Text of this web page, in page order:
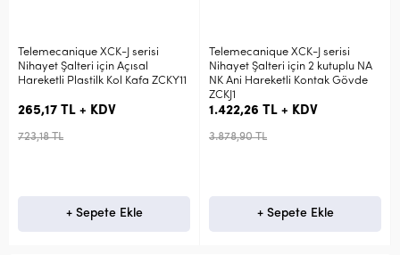
Telemecanique XCK-J serisi
Nihayet Şalteri için Açısal
Hareketli Plastilk Kol Kafa ZCKY11
265,17 TL + KDV
723,18 TL
+ Sepete Ekle
Telemecanique XCK-J serisi
Nihayet Şalteri için 2 kutuplu NA
NK Ani Hareketli Kontak Gövde
ZCKJ1
1.422,26 TL + KDV
3.878,90 TL
+ Sepete Ekle